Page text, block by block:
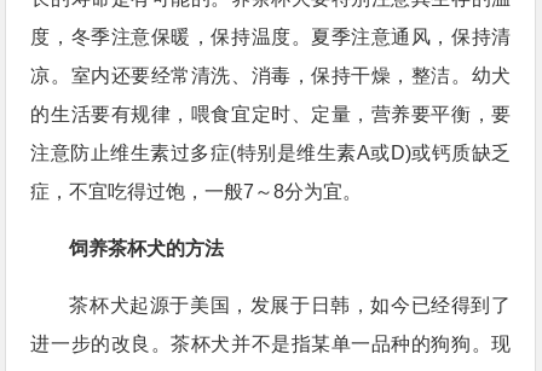
度，冬季注意保暖，保持温度。夏季注意通风，保持清
凉。室内还要经常清洗、消毒，保持干燥，整洁。幼犬
的生活要有规律，喂食宜定时、定量，营养要平衡，要
注意防止维生素过多症(特别是维生素A或D)或钙质缺乏
症，不宜吃得过饱，一般7～8分为宜。
饲养茶杯犬的方法
茶杯犬起源于美国，发展于日韩，如今已经得到了
进一步的改良。茶杯犬并不是指某单一品种的狗狗。现